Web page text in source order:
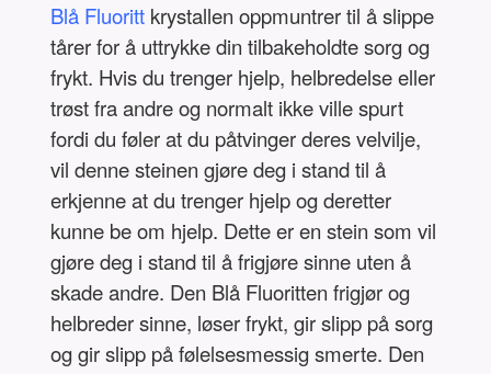
Blå Fluoritt krystallen oppmuntrer til å slippe
tårer for å uttrykke din tilbakeholdte sorg og
frykt. Hvis du trenger hjelp, helbredelse eller
trøst fra andre og normalt ikke ville spurt
fordi du føler at du påtvinger deres velvilje,
vil denne steinen gjøre deg i stand til å
erkjenne at du trenger hjelp og deretter
kunne be om hjelp. Dette er en stein som vil
gjøre deg i stand til å frigjøre sinne uten å
skade andre. Den Blå Fluoritten frigjør og
helbreder sinne, løser frykt, gir slipp på sorg
og gir slipp på følelsesmessig smerte. Den